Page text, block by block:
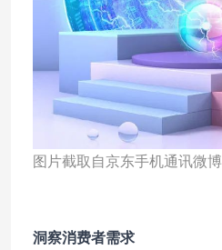
图片截取自京东手机通讯微博
洞察消费者需求